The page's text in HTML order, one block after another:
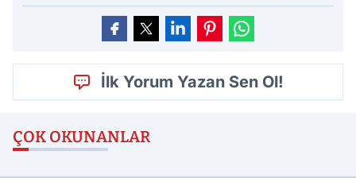
İlk Yorum Yazan Sen Ol!
ÇOK OKUNANLAR